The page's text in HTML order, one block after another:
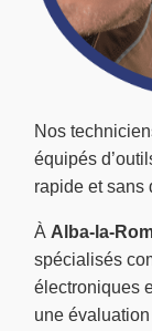
Nos
équipés
rapide et sans
À Alba-la-
spécialisés
électroniques
une